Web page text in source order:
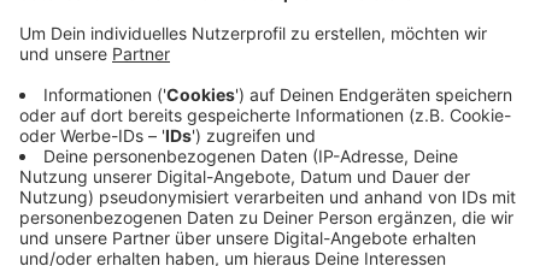
Wohn- und Geschäftshauses. Laut der Feuerwehr hat
es in dem Haus eine Verpuffung gegeben - das Feuer
hat sich daraufhin auf den ganzen Dachstuhl
ausgebreitet. Ein 23-jähriger wurde dabei
lebensgefährlich verletzt und in eine Spezialklinik nach
Duisburg gebracht. Die Feuerwehr war mit mehreren